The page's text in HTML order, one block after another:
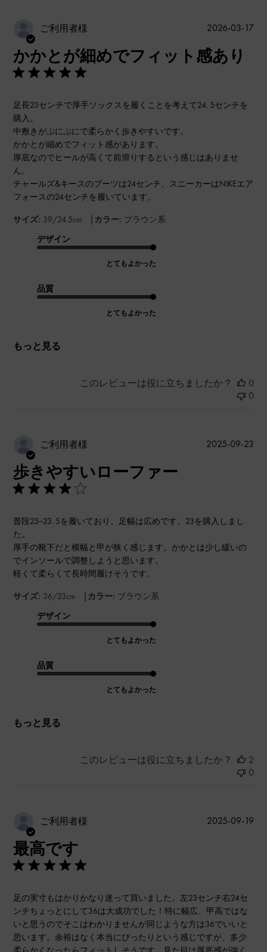
ご利用者様
かかとが細めでフィット感あり
足長23センチで厚手ソックスを履くことを考えて24. 5センチを
購入。
中敷きがぷにぷにで柔らかく歩きやすいです。
かかとが細めでフィット感があります。
厚底なのでヒールが高くて前滑りするという感じはありませ
ん。
チャールズ&キースのブーツは24センチ、スニーカーはNIKEエア
フォースの24センチを履いています。
サイズ: 39/24.5cm | カラー: ブラウン系
デザイン
とてもよかった
品質
とてもよかった
もっと見る
公
2026-03-17
このレビューは役に立ちましたか？
0
0
ご利用者様
歩きやすいローファー
普段23~23. 5を履いており、足幅は広めです。23を購入しまし
た。
厚手の靴下だと横幅と甲が狭く感じます。かかとは少し緩いの
でインソールで調整しようと思います。
軽くて柔らくて長時間履けそうです。
サイズ: 36/23cm | カラー: ブラウン系
デザイン
とてもよかった
品質
とてもよかった
もっと見る
公
2025-09-23
このレビューは役に立ちましたか？
2
0
ご利用者様
最高です
足の実寸もはかりかなり迷って買いました。左23センチ右24セ
ンチちょっとにして36は大成功でした！特に幅広、甲高ではな
いと思うのでそこはわかりませんが同じような方は36でいいと
思います。余裕はなく本当にぴったりという感じですが、多少
公
2025-09-19